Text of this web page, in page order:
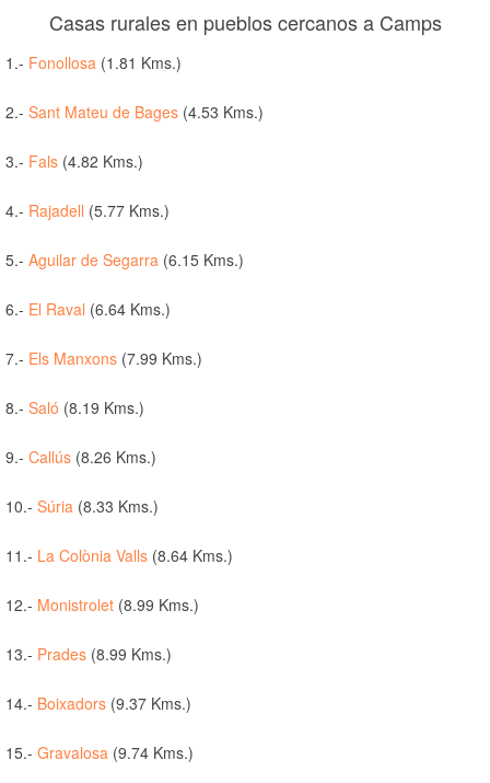
Casas rurales en pueblos cercanos a Camps
1.- Fonollosa (1.81 Kms.)
2.- Sant Mateu de Bages (4.53 Kms.)
3.- Fals (4.82 Kms.)
4.- Rajadell (5.77 Kms.)
5.- Aguilar de Segarra (6.15 Kms.)
6.- El Raval (6.64 Kms.)
7.- Els Manxons (7.99 Kms.)
8.- Saló (8.19 Kms.)
9.- Callús (8.26 Kms.)
10.- Súria (8.33 Kms.)
11.- La Colònia Valls (8.64 Kms.)
12.- Monistrolet (8.99 Kms.)
13.- Prades (8.99 Kms.)
14.- Boixadors (9.37 Kms.)
15.- Gravalosa (9.74 Kms.)